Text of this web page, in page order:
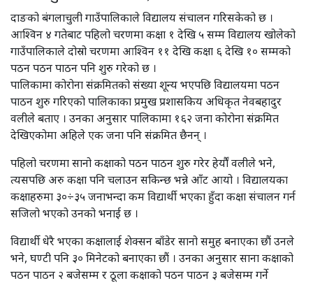
दाङको बंगलाचुली गाउँपालिकाले विद्यालय संचालन गरिसकेको छ ।
आश्विन ४ गतेबाट पहिलो चरणमा कक्षा १ देखि ५ सम्म विद्यालय खोलेको
गाउँपालिकाले दोस्रो चरणमा आश्विन ११ देखि कक्षा ६ देखि १० सम्मको
पठन पठन पाठन पनि शुरु गरेको छ ।
पालिकामा कोरोना संक्रमितको संख्या शून्य भएपछि विद्यालयमा पठन
पाठन शुरु गरिएको पालिकाका प्रमुख प्रशासकिय अधिकृत नेवबहादुर
वलीले बताए । उनका अनुसार पालिकामा १६२ जना कोरोना संक्रमित
देखिएकोमा अहिले एक जना पनि संक्रमित छैनन् ।
पहिलो चरणमा सानो कक्षाको पठन पाठन शुरु गरेर हेर्यौं वलीले भने,
त्यसपछि अरु कक्षा पनि चलाउन सकिन्छ भन्ने आँट आयो । विद्यालयका
कक्षाहरुमा ३०÷३५ जनाभन्दा कम विद्यार्थी भएका हुँदा कक्षा संचालन गर्न
सजिलो भएको उनको भनाई छ ।
विद्यार्थी धेरै भएका कक्षालाई शेक्सन बाँडेर सानो समुह बनाएका छौं उनले
भने, घण्टी पनि ३० मिनेटको बनाएका छौं । उनका अनुसार साना कक्षाको
पठन पाठन २ बजेसम्म र ठूला कक्षाको पठन पाठन ३ बजेसम्म गर्ने